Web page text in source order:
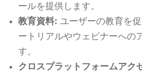
ールを提供します。
教育資料: ユーザーの教育を
ートリアルやウェビナーへの
す。
クロスプラットフォームアク